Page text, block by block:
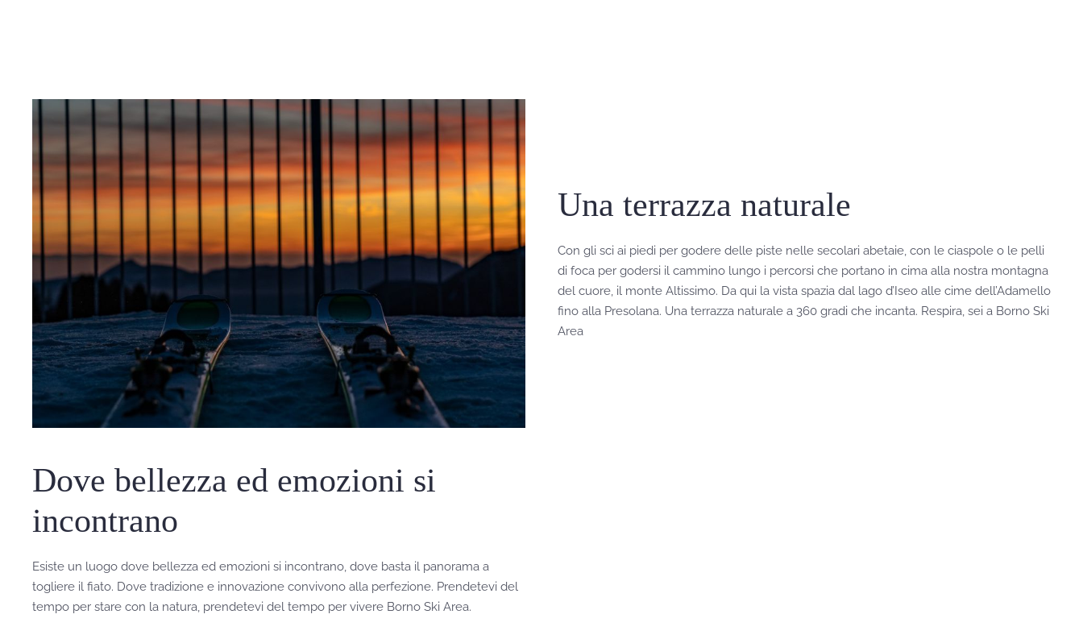
Una terrazza naturale
Con gli sci ai piedi per godere delle piste nelle secolari abetaie, con le ciaspole o le pelli
di foca per godersi il cammino lungo i percorsi che portano in cima alla nostra montagna
del cuore, il monte Altissimo. Da qui la vista spazia dal lago d’Iseo alle cime dell’Adamello
fino alla Presolana. Una terrazza naturale a 360 gradi che incanta. Respira, sei a Borno Ski
Area
Dove bellezza ed emozioni si
incontrano
Esiste un luogo dove bellezza ed emozioni si incontrano, dove basta il panorama a
togliere il fiato. Dove tradizione e innovazione convivono alla perfezione. Prendetevi del
tempo per stare con la natura, prendetevi del tempo per vivere Borno Ski Area.